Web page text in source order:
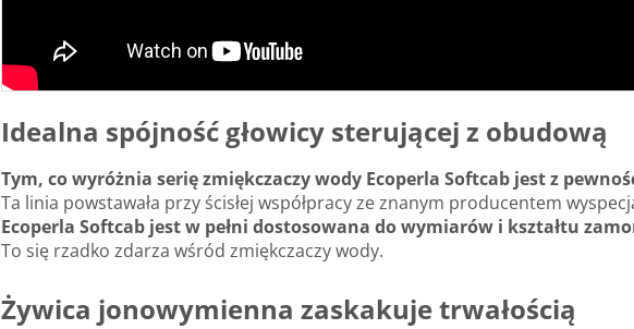
Idealna spójność głowicy sterującej z obudową
Tym, co wyróżnia serię zmiękczaczy wody Ecoperla Softcab jest z
Ta linia powstawała przy ścisłej współpracy ze znanym producentem
Ecoperla Softcab jest w pełni dostosowana do wymiarów i kształtu
To się rzadko zdarza wśród zmiękczaczy wody.
Żywica jonowymienna zaskakuje trwałością